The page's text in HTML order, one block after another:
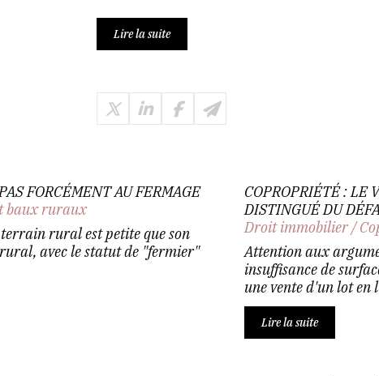
Lire la suite
FORCÉMENT AU FERMAGE
baux ruraux
rural est petite que son
avec le statut de "fermier"
COPROPRIÉTÉ : LE
DISTINGUÉ DU
Droit immobilier/
Attention aux
insuffisance de
une vente d'un lot
Lire la suite